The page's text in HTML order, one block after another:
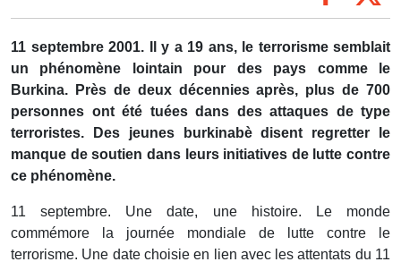
11 septembre 2001. Il y a 19 ans, le terrorisme semblait
un phénomène lointain pour des pays comme le
Burkina. Près de deux décennies après, plus de 700
personnes ont été tuées dans des attaques de type
terroristes. Des jeunes burkinabè disent regretter le
manque de soutien dans leurs initiatives de lutte contre
ce phénomène.
11 septembre. Une date, une histoire. Le monde
commémore la journée mondiale de lutte contre le
terrorisme. Une date choisie en lien avec les attentats du 11